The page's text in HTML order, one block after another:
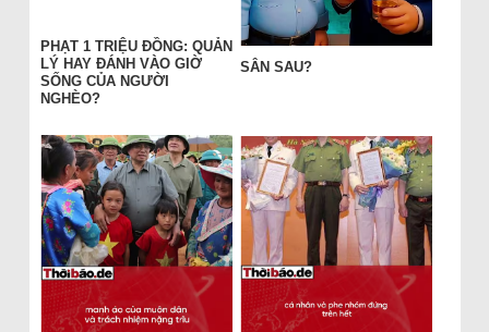
PHẠT 1 TRIỆU ĐỒNG: QUẢN
LÝ HAY ĐÁNH VÀO GIỜ
SỐNG CỦA NGƯỜI
NGHÈO?
SÂN SAU?